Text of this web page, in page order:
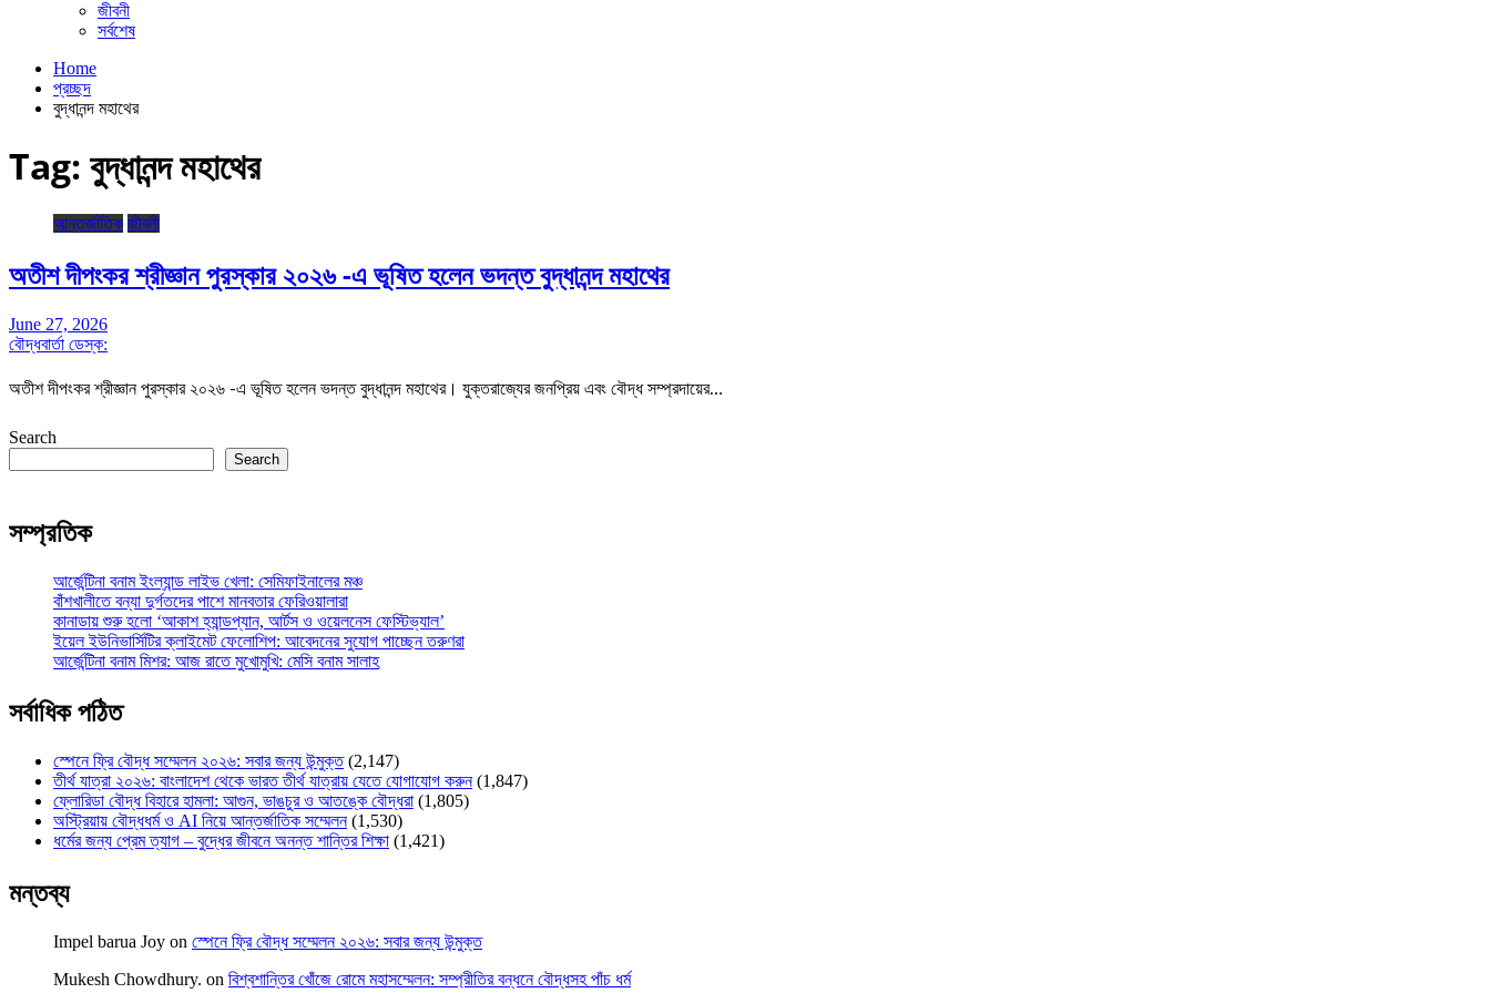
জীবনী
সর্বশেষ
Home
প্রচ্ছদ
বুদ্ধানন্দ মহাথের
Tag: বুদ্ধানন্দ মহাথের
আন্তর্জাতিক জীবনী
অতীশ দীপংকর শ্রীজ্ঞান পুরস্কার ২০২৬ -এ ভূষিত হলেন ভদন্ত বুদ্ধানন্দ মহাথের
June 27, 2026
বৌদ্ধবার্তা ডেস্ক:
অতীশ দীপংকর শ্রীজ্ঞান পুরস্কার ২০২৬ -এ ভূষিত হলেন ভদন্ত বুদ্ধানন্দ মহাথের। যুক্তরাজ্যের জনপ্রিয় এবং বৌদ্ধ সম্প্রদায়ের…
Search
Search
সম্প্রতিক
আর্জেন্টিনা বনাম ইংল্যান্ড লাইভ খেলা: সেমিফাইনালের মঞ্চ
বাঁশখালীতে বন্যা দুর্গতদের পাশে মানবতার ফেরিওয়ালারা
কানাডায় শুরু হলো ‘আকাশ হ্যান্ডপ্যান, আর্টস ও ওয়েলনেস ফেস্টিভ্যাল’
ইয়েল ইউনিভার্সিটির ক্লাইমেট ফেলোশিপ: আবেদনের সুযোগ পাচ্ছেন তরুণরা
আর্জেন্টিনা বনাম মিশর: আজ রাতে মুখোমুখি: মেসি বনাম সালাহ
সর্বাধিক পঠিত
স্পেনে ফ্রি বৌদ্ধ সম্মেলন ২০২৬: সবার জন্য উন্মুক্ত (2,147)
তীর্থ যাত্রা ২০২৬: বাংলাদেশ থেকে ভারত তীর্থ যাত্রায় যেতে যোগাযোগ করুন (1,847)
ফ্লোরিডা বৌদ্ধ বিহারে হামলা: আগুন, ভাঙচুর ও আতঙ্কে বৌদ্ধরা (1,805)
অস্ট্রিয়ায় বৌদ্ধধর্ম ও AI নিয়ে আন্তর্জাতিক সম্মেলন (1,530)
ধর্মের জন্য প্রেম ত্যাগ – বুদ্ধের জীবনে অনন্ত শান্তির শিক্ষা (1,421)
মন্তব্য
Impel barua Joy on স্পেনে ফ্রি বৌদ্ধ সম্মেলন ২০২৬: সবার জন্য উন্মুক্ত
Mukesh Chowdhury. on বিশ্বশান্তির খোঁজে রোমে মহাসম্মেলন: সম্প্রীতির বন্ধনে বৌদ্ধসহ পাঁচ ধর্ম